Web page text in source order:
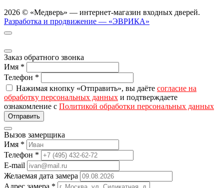
2026 © «Медверь» — интернет-магазин входных дверей.
Разработка и продвижение — «ЭВРИКА»
Заказ обратного звонка
Имя *
Телефон *
Нажимая кнопку «Отправить», вы даёте согласие на
обработку персональных данных и подтверждаете
ознакомление с Политикой обработки персональных данных
Вызов замерщика
Имя *
Телефон *
E-mail
Желаемая дата замера
Адрес замера *